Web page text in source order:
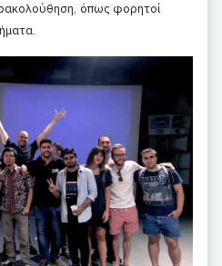
όπως φορητοί